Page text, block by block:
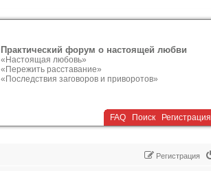
Практический форум о настоящей любви
«Настоящая любовь»
«Пережить расставание»
«Последствия заговоров и приворотов»
FAQ Поиск Регистрация
Регистрация